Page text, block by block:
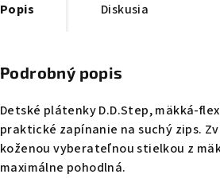
Popis Diskusia
Podrobný popis
Detské plátenky D.D.Step, mäkká-
praktické zapínanie na suchý zips.
koženou vyberateľnou stielkou z
maximálne pohodlná.